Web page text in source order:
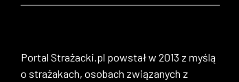
Portal Strażacki.pl powstał w 2013 z myślą
o strażakach, osobach związanych z